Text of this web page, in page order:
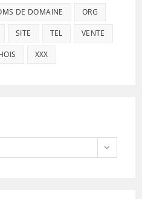
DE DOMAINE ORG
SITE TEL VENTE
XXX